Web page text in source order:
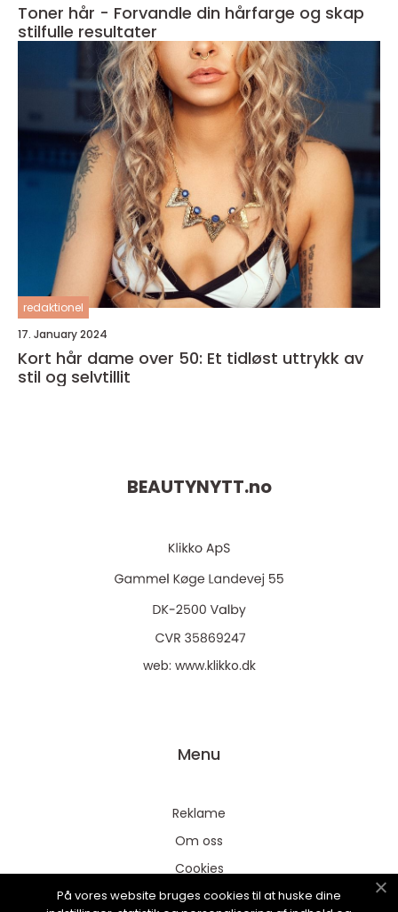
Toner hår - Forvandle din hårfarge og skap
stilfulle resultater
redaktionel
17. January 2024
Kort hår dame over 50: Et tidløst uttrykk av
stil og selvtillit
BEAUTYNYTT.no
web: www.klikko.dk
Menu
Reklame
Om oss
Cookies
Kontakt Oss
På vores website bruges cookies til at huske dine